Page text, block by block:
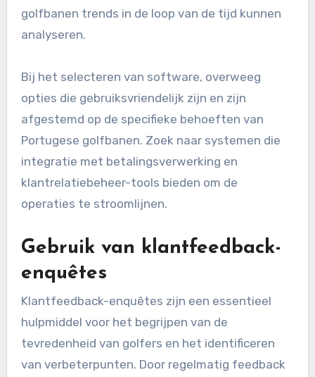
golfbanen trends in de loop van de tijd kunnen
analyseren.
Bij het selecteren van software, overweeg
opties die gebruiksvriendelijk zijn en zijn
afgestemd op de specifieke behoeften van
Portugese golfbanen. Zoek naar systemen die
integratie met betalingsverwerking en
klantrelatiebeheer-tools bieden om de
operaties te stroomlijnen.
Gebruik van klantfeedback-
enquêtes
Klantfeedback-enquêtes zijn een essentieel
hulpmiddel voor het begrijpen van de
tevredenheid van golfers en het identificeren
van verbeterpunten. Door regelmatig feedback